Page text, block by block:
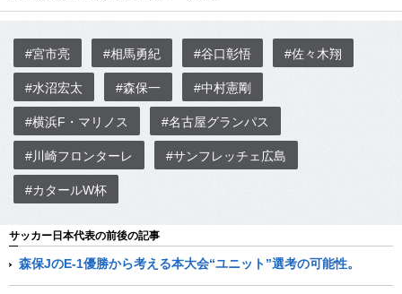
#宮市亮 #相馬勇紀 #谷口彰悟 #佐々木翔
#水沼宏太 #森保一 #中村憲剛
#横浜F・マリノス #名古屋グランパス
#川崎フロンターレ #サンフレッチェ広島
#カタールW杯
サッカー日本代表の前後の記事
森保JのE-1優勝から考える本大会“ユニット”選考の可能性。